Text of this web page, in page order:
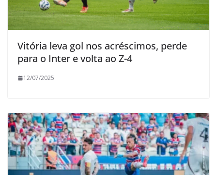
Vitória leva gol nos acréscimos, perde
para o Inter e volta ao Z-4
12/07/2025